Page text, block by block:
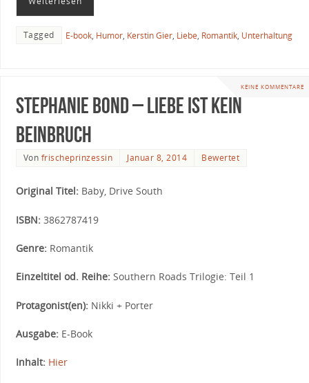
Tagged E-book, Humor, Kerstin Gier, Liebe, Romantik, Unterhaltung
KEINE KOMMENTARE
Stephanie Bond – Liebe ist kein
Beinbruch
Von frischeprinzessin Januar 8, 2014 Bewertet
Original Titel: Baby, Drive South
ISBN: 3862787419
Genre: Romantik
Einzeltitel od. Reihe: Southern Roads Trilogie: Teil 1
Protagonist(en): Nikki + Porter
Ausgabe: E-Book
Inhalt: Hier